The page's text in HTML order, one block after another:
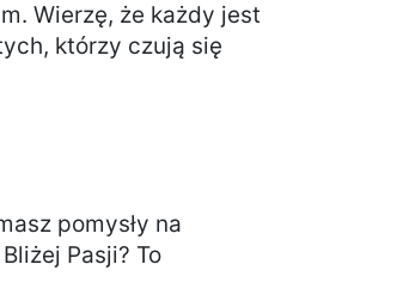
Wierzę, że każdy jest
którzy czują się
pomysły na
Pasji? To